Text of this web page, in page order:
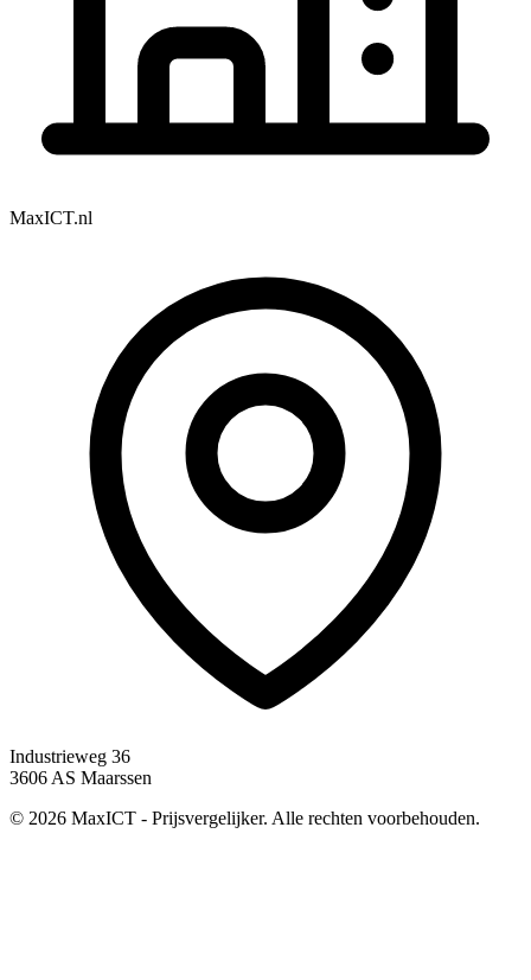
MaxICT.nl
Industrieweg 36
3606 AS Maarssen
© 2026 MaxICT - Prijsvergelijker. Alle rechten voorbehouden.